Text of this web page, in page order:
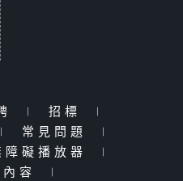
| 招標
|
| 常見問題
|
障礙播放器
|
內容
|